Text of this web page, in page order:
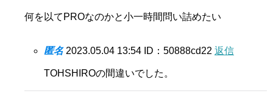
何を以てPROなのかと小一時間問い詰めたい
匿名 2023.05.04 13:54 ID：50888cd22 返信
TOHSHIROの間違いでした。